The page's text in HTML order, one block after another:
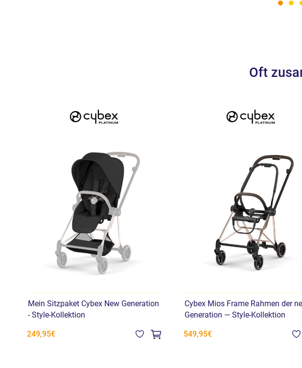
Oft
Mein Sitzpaket Cybex New Generation
- Style-Kollektion
249,95€
Cybex Mios Frame Rahmen der
Generation — Style-Kollektion
549,95€